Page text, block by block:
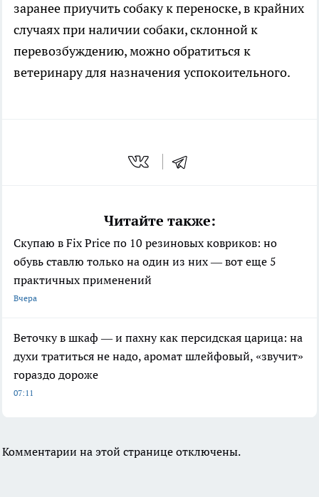
заранее приучить собаку к переноске, в крайних
случаях при наличии собаки, склонной к
перевозбуждению, можно обратиться к
ветеринару для назначения успокоительного.
Читайте также:
Скупаю в Fix Price по 10 резиновых ковриков: но
обувь ставлю только на один из них — вот еще 5
практичных применений
Вчера
Веточку в шкаф — и пахну как персидская царица: на
духи тратиться не надо, аромат шлейфовый, «звучит»
гораздо дороже
07:11
Комментарии на этой странице отключены.